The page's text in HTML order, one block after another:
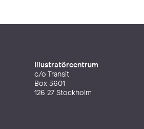
Illustratörcentrum
c/o Transit
Box 3601
126 27 Stockholm